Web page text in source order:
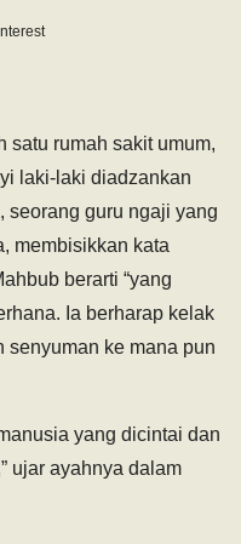
satu rumah sakit umum,
laki-laki diadzankan
seorang guru ngaji yang
membisikkan kata
berarti “yang
Ia berharap kelak
senyuman ke mana pun
yang dicintai dan
ujar ayahnya dalam